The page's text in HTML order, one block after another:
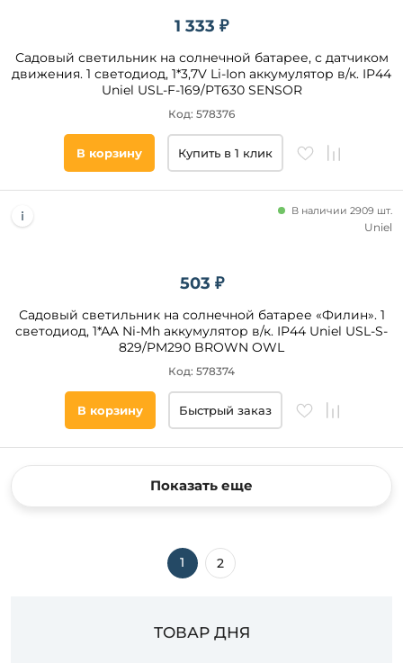
1 333 ₽
Садовый светильник на солнечной батарее, с датчиком
движения. 1 светодиод, 1*3,7V Li-Ion аккумулятор в/к. IP44
Uniel USL-F-169/PT630 SENSOR
Код: 578376
В корзину Купить в 1 клик
503 ₽
Садовый светильник на солнечной батарее «Филин». 1
светодиод, 1*АA Ni-Mh аккумулятор в/к. IP44 Uniel USL-S-
829/PM290 BROWN OWL
В наличии 2909 шт.
Код: 578374
Uniel
В корзину Быстрый заказ
Показать еще
1 2
ТОВАР ДНЯ